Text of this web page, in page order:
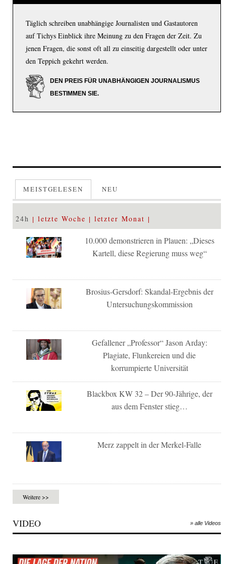
Täglich schreiben unabhängige Journalisten und Gastautoren
auf Tichys Einblick ihre Meinung zu den Fragen der Zeit. Zu
jenen Fragen, die sonst oft all zu einseitig dargestellt oder unter
den Teppich gekehrt werden.
DEN PREIS FÜR UNABHÄNGIGEN JOURNALISMUS
BESTIMMEN SIE.
MEISTGELESEN NEU
24h letzte Woche letzter Monat
10.000 demonstrieren in Plauen: „Dieses
Kartell, diese Regierung muss weg“
Brosius-Gersdorf: Skandal-Ergebnis der
Untersuchungskommission
Gefallener „Professor“ Jason Arday:
Plagiate, Flunkereien und die
korrumpierte Universität
Blackbox KW 32 – Der 90-Jährige, der
aus dem Fenster stieg…
Merz zappelt in der Merkel-Falle
Weitere >>
VIDEO » alle Videos